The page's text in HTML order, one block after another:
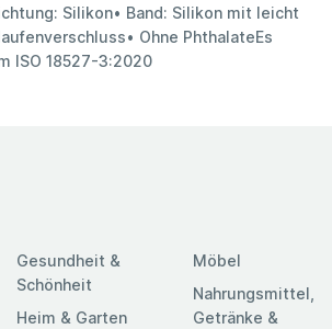
Silikon• Band: Silikon mit leicht
Ohne PhthalateEs
ISO 18527-3:2020
Gesundheit &
Schönheit
Heim & Garten
Möbel
Nahrungsmittel,
Getränke &